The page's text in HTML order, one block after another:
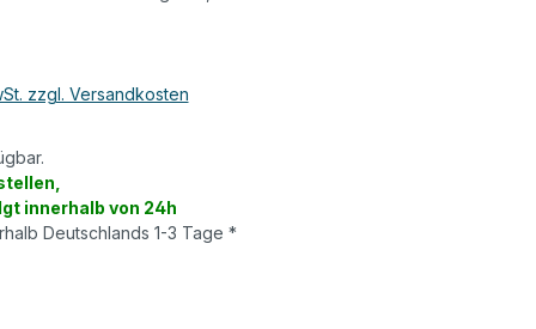
zzgl. Versandkosten
innerhalb von 24h
Deutschlands 1-3 Tage *